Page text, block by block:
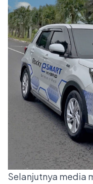
Selanjutnya media